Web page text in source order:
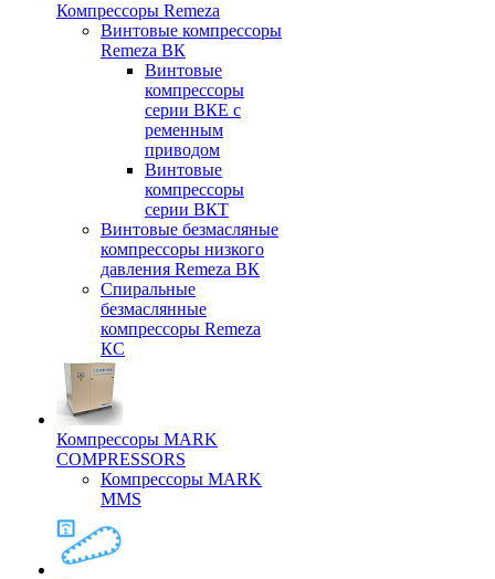
Компрессоры Remeza
Винтовые компрессоры
Remeza ВК
Винтовые
компрессоры
серии ВКЕ с
ременным
приводом
Винтовые
компрессоры
серии ВКТ
Винтовые безмасляные
компрессоры низкого
давления Remeza ВК
Спиральные
безмаслянные
компрессоры Remeza
КС
Компрессоры MARK
COMPRESSORS
Компрессоры MARK
MMS